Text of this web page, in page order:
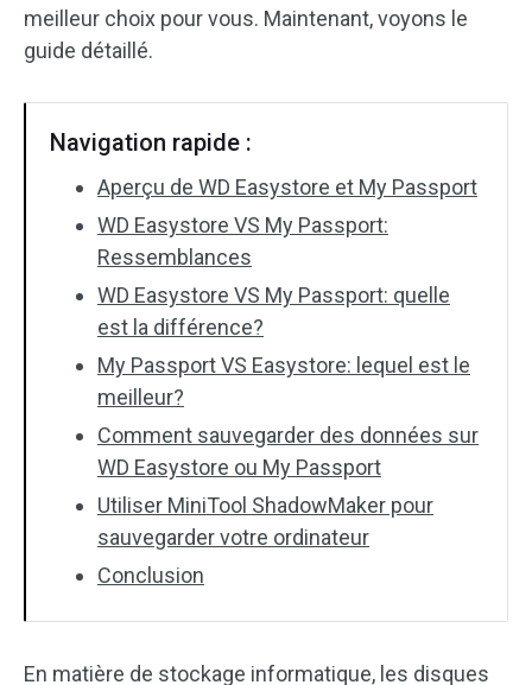
meilleur choix pour vous. Maintenant, voyons le
guide détaillé.
Navigation rapide :
Aperçu de WD Easystore et My Passport
WD Easystore VS My Passport:
Ressemblances
WD Easystore VS My Passport: quelle
est la différence?
My Passport VS Easystore: lequel est le
meilleur?
Comment sauvegarder des données sur
WD Easystore ou My Passport
Utiliser MiniTool ShadowMaker pour
sauvegarder votre ordinateur
Conclusion
En matière de stockage informatique, les disques